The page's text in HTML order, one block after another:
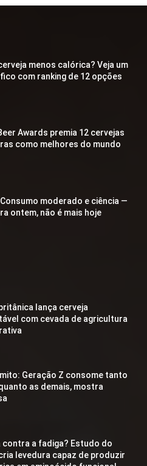
menos calórica? Veja um
com ranking de 12 opções
Awards premia 12 cervejas
como melhores do mundo
moderado e ciência —
ontem, não é mais hoje
lança cerveja
com cevada de agricultura
Geração Z consome tanto
as demais, mostra
contra a fadiga? Estudo do
levedura capaz de produzir